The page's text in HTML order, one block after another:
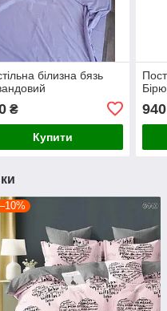
білизна бязь
₴
Купити
940
–10%